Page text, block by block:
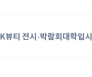
K뷰티 전시·박람회대학입시